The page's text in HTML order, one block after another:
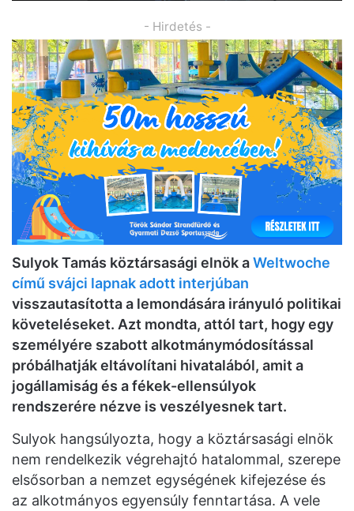
- Hirdetés -
Sulyok Tamás köztársasági elnök aWeltwoche
című svájci lapnak adott interjúban
visszautasította a lemondására irányuló politikai
követeléseket. Azt mondta, attól tart, hogy egy
személyére szabott alkotmánymódosítással
próbálhatják eltávolítani hivatalából, amit a
jogállamiság és a fékek-ellensúlyok
rendszerére nézve is veszélyesnek tart.
Sulyok hangsúlyozta, hogy a köztársasági elnök
nem rendelkezik végrehajtó hatalommal, szerepe
elsősorban a nemzet egységének kifejezése és
az alkotmányos egyensúly fenntartása. A vele